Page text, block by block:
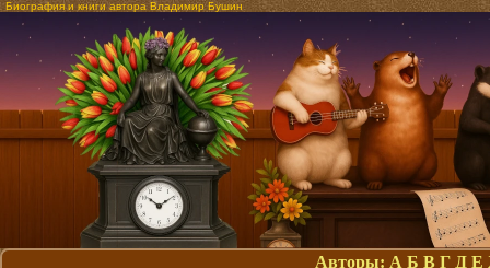
Биография и книги автора Владимир Бушин
Авторы: А Б В Г Д Е